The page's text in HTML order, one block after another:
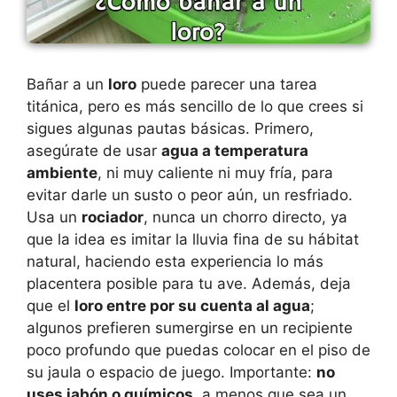
Bañar a un loro puede parecer una tarea
titánica, pero es más sencillo de lo que crees si
sigues algunas pautas básicas. Primero,
asegúrate de usar agua a temperatura
ambiente, ni muy caliente ni muy fría, para
evitar darle un susto o peor aún, un resfriado.
Usa un rociador, nunca un chorro directo, ya
que la idea es imitar la lluvia fina de su hábitat
natural, haciendo esta experiencia lo más
placentera posible para tu ave. Además, deja
que el loro entre por su cuenta al agua;
algunos prefieren sumergirse en un recipiente
poco profundo que puedas colocar en el piso de
su jaula o espacio de juego. Importante: no